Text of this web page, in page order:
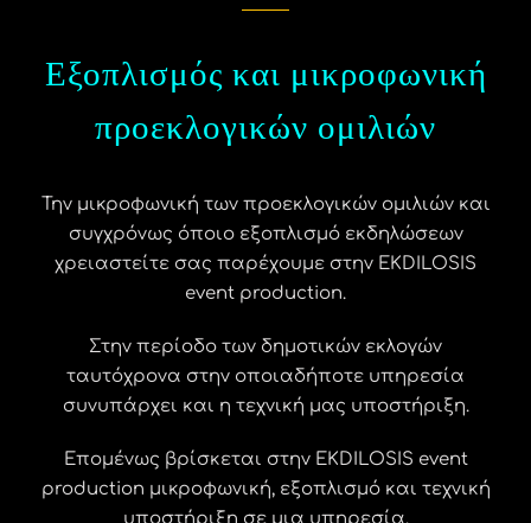
Εξοπλισμός και μικροφωνική
προεκλογικών ομιλιών
Την μικροφωνική των προεκλογικών ομιλιών και
συγχρόνως όποιο εξοπλισμό εκδηλώσεων
χρειαστείτε σας παρέχουμε στην EKDILOSIS
event production.
Στην περίοδο των δημοτικών εκλογών
ταυτόχρονα στην οποιαδήποτε υπηρεσία
συνυπάρχει και η τεχνική μας υποστήριξη.
Επομένως βρίσκεται στην EKDILOSIS event
production μικροφωνική, εξοπλισμό και τεχνική
υποστήριξη σε μια υπηρεσία.